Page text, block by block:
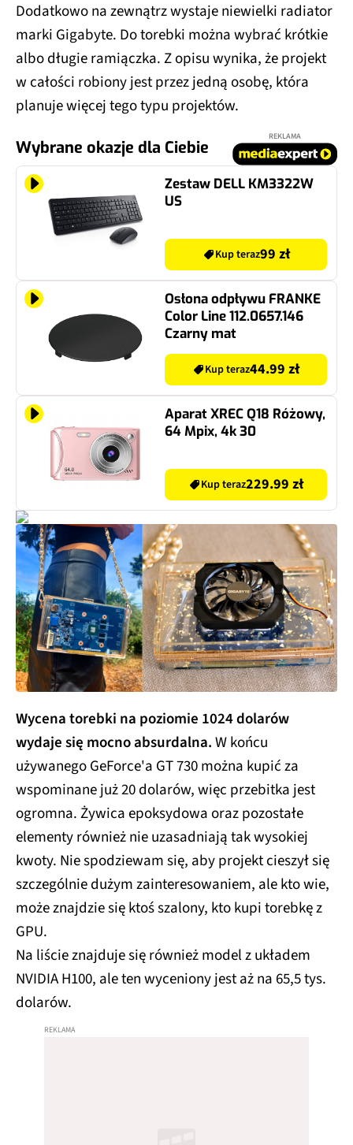
Dodatkowo na zewnątrz wystaje niewielki radiator
marki Gigabyte. Do torebki można wybrać krótkie
albo długie ramiączka. Z opisu wynika, że projekt
w całości robiony jest przez jedną osobę, która
planuje więcej tego typu projektów.
Wybrane okazje dla Ciebie
REKLAMA
Zestaw DELL KM3322W
US
Kup teraz99 zł
Osłona odpływu FRANKE
Color Line 112.0657.146
Czarny mat
Kup teraz44.99 zł
Aparat XREC Q18 Różowy,
64 Mpix, 4k 30
Kup teraz229.99 zł
Wycena torebki na poziomie 1024 dolarów
wydaje się mocno absurdalna.W końcu
używanego GeForce'a GT 730 można kupić za
wspominane już 20 dolarów, więc przebitka jest
ogromna. Żywica epoksydowa oraz pozostałe
elementy również nie uzasadniają tak wysokiej
kwoty. Nie spodziewam się, aby projekt cieszył się
szczególnie dużym zainteresowaniem, ale kto wie,
może znajdzie się ktoś szalony, kto kupi torebkę z
GPU.
Na liście znajduje się również model z układem
NVIDIA H100, ale ten wyceniony jest aż na 65,5 tys.
dolarów.